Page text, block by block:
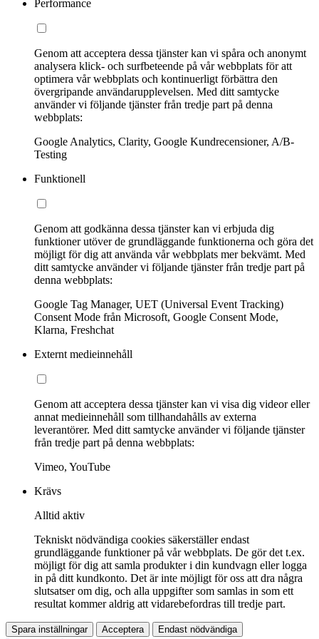
Performance
Genom att acceptera dessa tjänster kan vi spåra och anonymt
analysera klick- och surfbeteende på vår webbplats för att
optimera vår webbplats och kontinuerligt förbättra den
övergripande användarupplevelsen. Med ditt samtycke
använder vi följande tjänster från tredje part på denna
webbplats:
Google Analytics, Clarity, Google Kundrecensioner, A/B-
Testing
Funktionell
Genom att godkänna dessa tjänster kan vi erbjuda dig
funktioner utöver de grundläggande funktionerna och göra det
möjligt för dig att använda vår webbplats mer bekvämt. Med
ditt samtycke använder vi följande tjänster från tredje part på
denna webbplats:
Google Tag Manager, UET (Universal Event Tracking)
Consent Mode från Microsoft, Google Consent Mode,
Klarna, Freshchat
Externt medieinnehåll
Genom att acceptera dessa tjänster kan vi visa dig videor eller
annat medieinnehåll som tillhandahålls av externa
leverantörer. Med ditt samtycke använder vi följande tjänster
från tredje part på denna webbplats:
Vimeo, YouTube
Krävs
Alltid aktiv
Tekniskt nödvändiga cookies säkerställer endast
grundläggande funktioner på vår webbplats. De gör det t.ex.
möjligt för dig att samla produkter i din kundvagn eller logga
in på ditt kundkonto. Det är inte möjligt för oss att dra några
slutsatser om dig, och alla uppgifter som samlas in som ett
resultat kommer aldrig att vidarebefordras till tredje part.
Spara inställningar Acceptera Endast nödvändiga